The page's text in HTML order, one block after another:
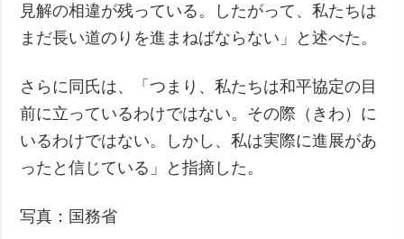
見解の相違が残っている。したがって、私たちは
まだ長い道のりを進まねばならない」と述べた。
さらに同氏は、「つまり、私たちは和平協定の目
前に立っているわけではない。その際（きわ）に
いるわけではない。しかし、私は実際に進展があ
ったと信じている」と指摘した。
写真：国務省